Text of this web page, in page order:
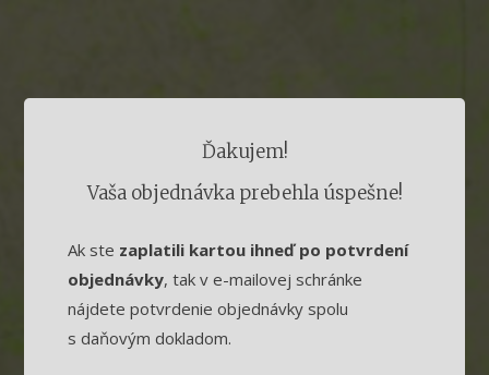
Ďakujem!
Vaša objednávka prebehla úspešne!
Ak ste zaplatili kartou ihneď po potvrdení
objednávky, tak v e-mailovej schránke
nájdete potvrdenie objednávky spolu
s daňovým dokladom.